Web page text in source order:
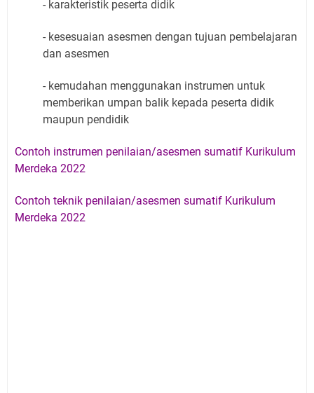
- karakteristik peserta didik
- kesesuaian asesmen dengan tujuan pembelajaran
dan asesmen
- kemudahan menggunakan instrumen untuk
memberikan umpan balik kepada peserta didik
maupun pendidik
Contoh instrumen penilaian/asesmen sumatif Kurikulum
Merdeka 2022
Contoh teknik penilaian/asesmen sumatif Kurikulum
Merdeka 2022